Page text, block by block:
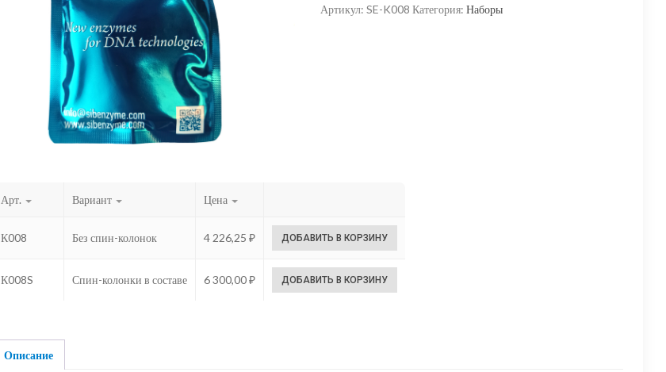
Артикул:SE-K008 Категория:Наборы
Арт. Вариант Цена
К008 Без спин-колонок 4 226,25₽ ДОБАВИТЬ В КОРЗИНУ
К008S Спин-колонки в составе 6 300,00₽ ДОБАВИТЬ В КОРЗИНУ
Описание